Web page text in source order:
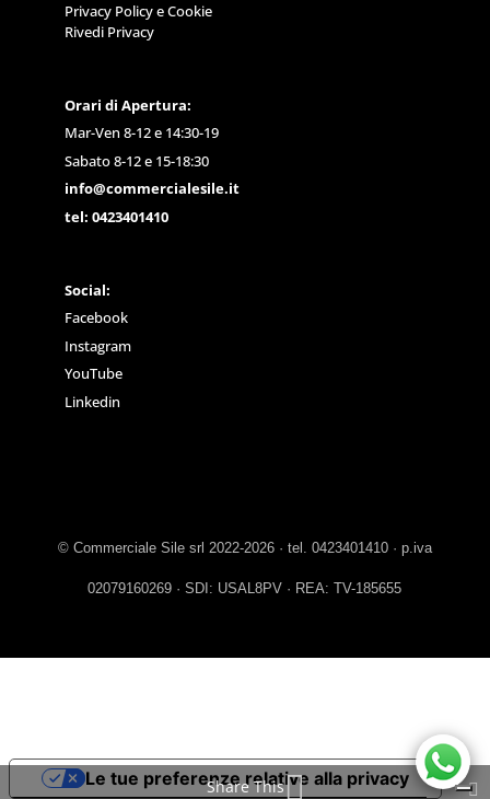
Privacy PolicyeCookie
Rivedi Privacy
Orari di Apertura:
Mar-Ven 8-12 e 14:30-19
Sabato 8-12 e 15-18:30
info@commercialesile.it
tel: 0423401410
Social:
Facebook
Instagram
YouTube
Linkedin
© Commerciale Sile srl 2022-2026 · tel. 0423401410 · p.iva
02079160269 · SDI: USAL8PV · REA: TV-185655
Share This
Le tue preferenze relative alla privacy